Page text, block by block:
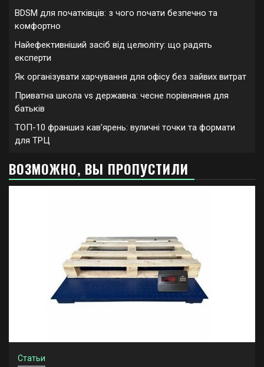
BDSM для початківців: з чого почати безпечно та
комфортно
Найефективніший засіб від целюліту: що радять
експерти
Як організувати харчування для офісу без зайвих витрат
Приватна школа vs державна: чесне порівняння для
батьків
ТОП-10 франшиз кавʼярень: вуличні точки та формати
для ТРЦ
ВОЗМОЖНО, ВЫ ПРОПУСТИЛИ
Статьи